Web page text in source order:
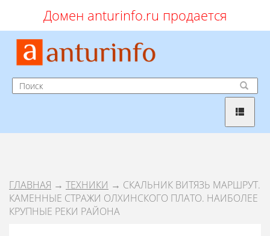
Домен anturinfo.ru продается
ГЛАВНАЯ → ТЕХНИКИ → СКАЛЬНИК ВИТЯЗЬ МАРШРУТ.
КАМЕННЫЕ СТРАЖИ ОЛХИНСКОГО ПЛАТО. НАИБОЛЕЕ
КРУПНЫЕ РЕКИ РАЙОНА